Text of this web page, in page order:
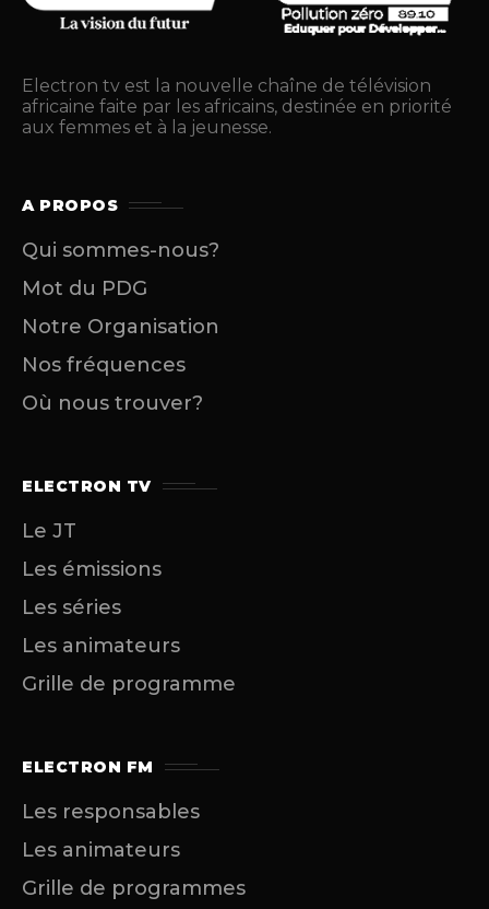
Electron tv est la nouvelle chaîne de télévision
africaine faite par les africains, destinée en priorité
aux femmes et à la jeunesse.
A PROPOS
Qui sommes-nous?
Mot du PDG
Notre Organisation
Nos fréquences
Où nous trouver?
ELECTRON TV
Le JT
Les émissions
Les séries
Les animateurs
Grille de programme
ELECTRON FM
Les responsables
Les animateurs
Grille de programmes